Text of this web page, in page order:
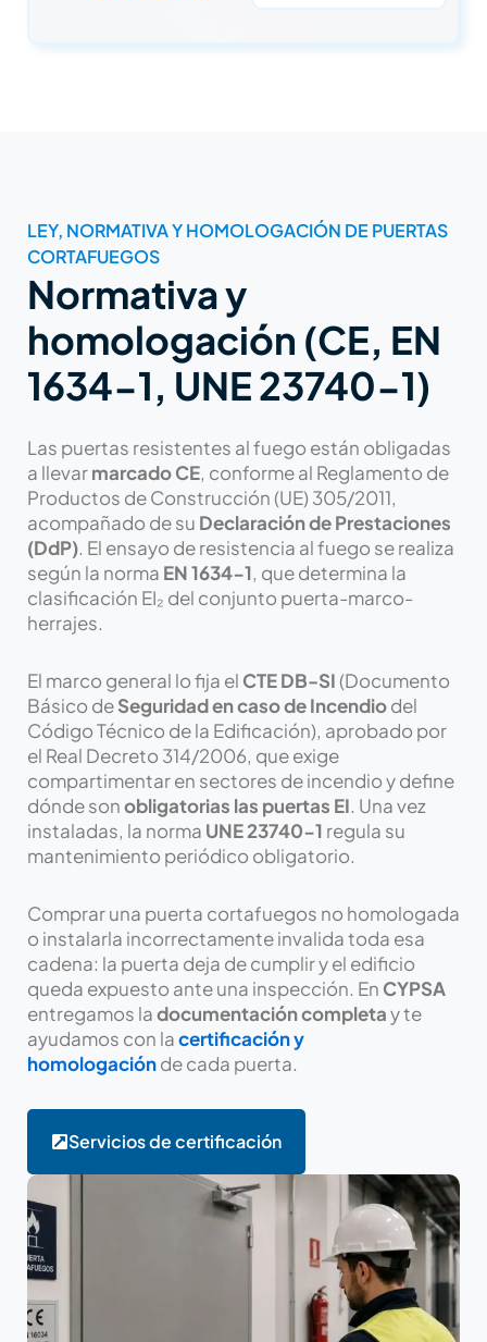
LEY, NORMATIVA Y HOMOLOGACIÓN DE PUERTAS
CORTAFUEGOS
Normativa y
homologación (CE, EN
1634-1, UNE 23740-1)
Las puertas resistentes al fuego están obligadas
a llevarmarcado CE, conforme al Reglamento de
Productos de Construcción (UE) 305/2011,
acompañado de su Declaración de Prestaciones
(DdP). El ensayo de resistencia al fuego se realiza
según la norma EN 1634-1, que determina la
clasificación EI₂ del conjunto puerta-marco-
herrajes.
El marco general lo fija el CTE DB-SI (Documento
Básico deSeguridad en caso de Incendiodel
Código Técnico de la Edificación), aprobado por
el Real Decreto 314/2006, que exige
compartimentar en sectores de incendio y define
dónde sonobligatorias las puertas EI. Una vez
instaladas, la norma UNE 23740-1 regula su
mantenimiento periódico obligatorio.
Comprar una puerta cortafuegos no homologada
o instalarla incorrectamente invalida toda esa
cadena: la puerta deja de cumplir y el edificio
queda expuesto ante una inspección. En CYPSA
entregamos ladocumentación completay te
ayudamos con lacertificación y
homologaciónde cada puerta.
Servicios de certificación